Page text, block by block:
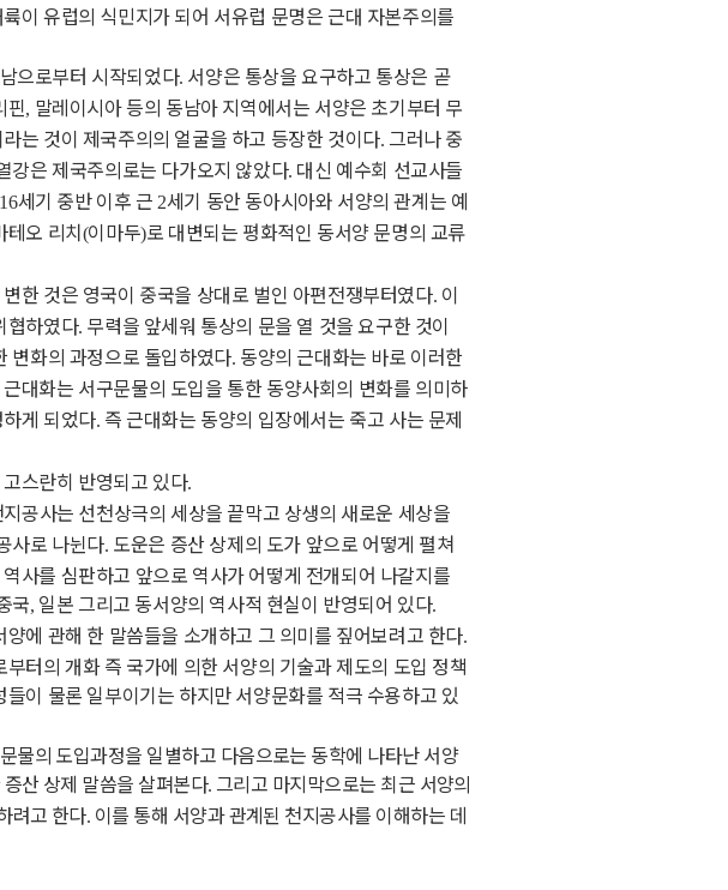
이 유럽의 식민지가 되어 서유럽 문명은 근대 자본주의를
으로부터 시작되었다. 서양은 통상을 요구하고 통상은 곧
핀, 말레이시아 등의 동남아 지역에서는 서양은 초기부터 무
는 것이 제국주의의 얼굴을 하고 등장한 것이다. 그러나 중
강은 제국주의로는 다가오지 않았다. 대신 예수회 선교사들
세기 중반 이후 근2세기 동안 동아시아와 서양의 관계는 예
테오 리치(이마두)로 대변되는 평화적인 동서양 문명의 교류
한 것은 영국이 중국을 상대로 벌인 아편전쟁부터였다. 이
협하였다. 무력을 앞세워 통상의 문을 열 것을 요구한 것이
변화의 과정으로 돌입하였다. 동양의 근대화는 바로 이러한
대화는 서구문물의 도입을 통한 동양사회의 변화를 의미하
게 되었다. 즉 근대화는 동양의 입장에서는 죽고 사는 문제
스란히 반영되고 있다.
공사는 선천상극의 세상을 끝막고 상생의 새로운 세상을
사로 나뉜다. 도운은 증산 상제의 도가 앞으로 어떻게 펼쳐
사를 심판하고 앞으로 역사가 어떻게 전개되어 나갈지를
국, 일본 그리고 동서양의 역사적 현실이 반영되어 있다.
에 관해 한 말씀들을 소개하고 그 의미를 짚어보려고 한다.
터의 개화 즉 국가에 의한 서양의 기술과 제도의 도입 정책
이 물론 일부이기는 하지만 서양문화를 적극 수용하고 있
물의 도입과정을 일별하고 다음으로는 동학에 나타난 서양
산 상제 말씀을 살펴본다. 그리고 마지막으로는 최근 서양의
려고 한다. 이를 통해 서양과 관계된 천지공사를 이해하는 데